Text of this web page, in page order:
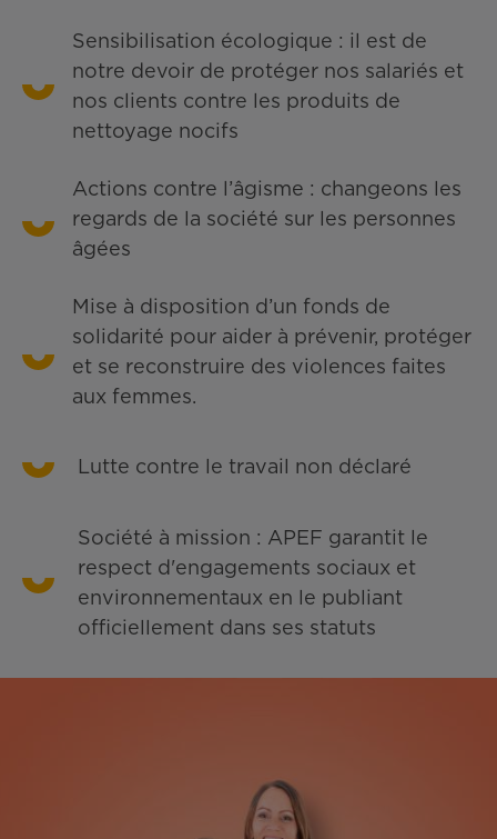
Sensibilisation écologique : il est de
notre devoir de protéger nos salariés et
nos clients contre les produits de
nettoyage nocifs
Actions contre l’âgisme : changeons les
regards de la société sur les personnes
âgées
Mise à disposition d’un fonds de
solidarité pour aider à prévenir, protéger
et se reconstruire des violences faites
aux femmes.
Lutte contre le travail non déclaré
Société à mission : APEF garantit le
respect d'engagements sociaux et
environnementaux en le publiant
officiellement dans ses statuts